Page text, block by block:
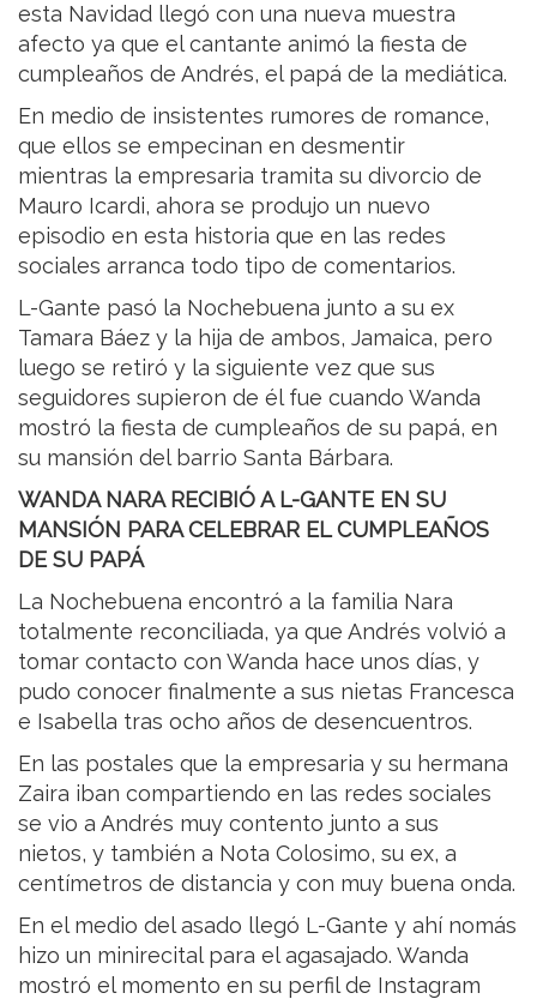
esta Navidad llegó con una nueva muestra
afecto ya que el cantante animó la fiesta de
cumpleaños de Andrés, el papá de la mediática.
En medio de insistentes rumores de romance,
que ellos se empecinan en desmentir
mientras la empresaria tramita su divorcio de
Mauro Icardi, ahora se produjo un nuevo
episodio en esta historia que en las redes
sociales arranca todo tipo de comentarios.
L-Gante pasó la Nochebuena junto a su ex
Tamara Báez y la hija de ambos, Jamaica, pero
luego se retiró y la siguiente vez que sus
seguidores supieron de él fue cuando Wanda
mostró la fiesta de cumpleaños de su papá, en
su mansión del barrio Santa Bárbara.
WANDA NARA RECIBIÓ A L-GANTE EN SU
MANSIÓN PARA CELEBRAR EL CUMPLEAÑOS
DE SU PAPÁ
La Nochebuena encontró a la familia Nara
totalmente reconciliada, ya que Andrés volvió a
tomar contacto con Wanda hace unos días, y
pudo conocer finalmente a sus nietas Francesca
e Isabella tras ocho años de desencuentros.
En las postales que la empresaria y su hermana
Zaira iban compartiendo en las redes sociales
se vio a Andrés muy contento junto a sus
nietos, y también a Nota Colosimo, su ex, a
centímetros de distancia y con muy buena onda.
En el medio del asado llegó L-Gante y ahí nomás
hizo un minirecital para el agasajado. Wanda
mostró el momento en su perfil de Instagram